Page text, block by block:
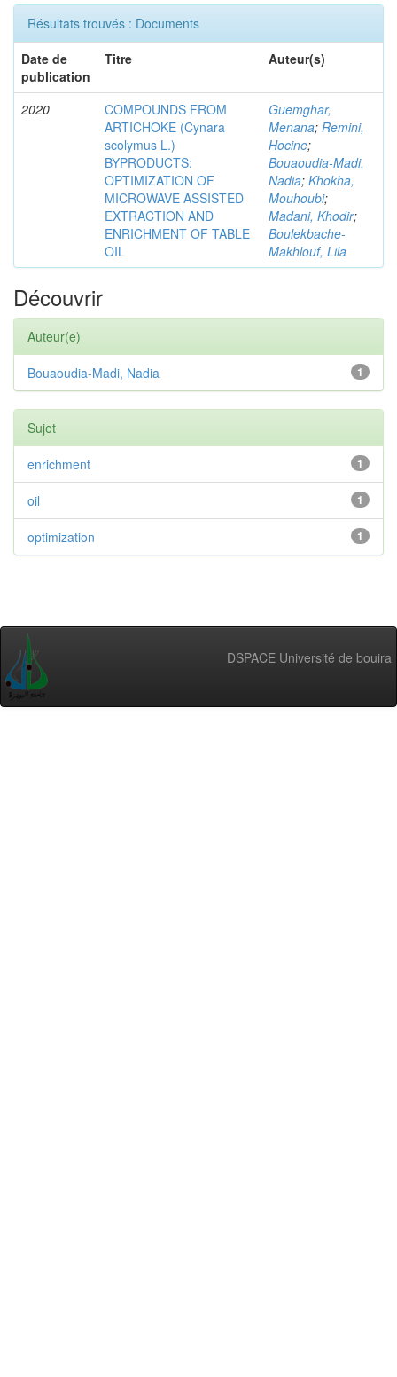
Résultats trouvés : Documents
Date de
publication
Titre Auteur(s)
2020
COMPOUNDS FROM
ARTICHOKE (Cynara
scolymus L.)
BYPRODUCTS:
OPTIMIZATION OF
MICROWAVE ASSISTED
EXTRACTION AND
ENRICHMENT OF TABLE
OIL
Guemghar,
Menana; Remini,
Hocine;
Bouaoudia-Madi,
Nadia; Khokha,
Mouhoubi;
Madani, Khodir;
Boulekbache-
Makhlouf, Lila
Découvrir
Auteur(e)
1
Bouaoudia-Madi, Nadia
Sujet
1
enrichment
1
oil
1
optimization
DSPACE Université de bouira